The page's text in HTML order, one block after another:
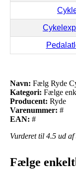
Navn: Fælg Ryde
Kategori: Fælge
Producent: Ryde
Varenummer: #
EAN: #
Vurderet til 4.5 ud af
Fælge